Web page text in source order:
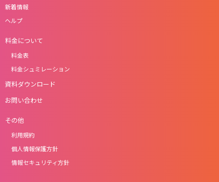
新着情報
ヘルプ
料金について
料金表
料金シュミレーション
資料ダウンロード
お問い合わせ
その他
利用規約
個人情報保護方針
情報セキュリティ方針